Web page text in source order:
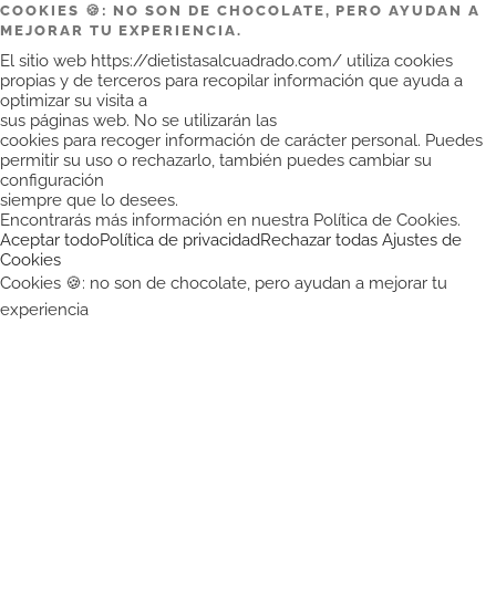
COOKIES 🍪: NO SON DE CHOCOLATE, PERO AYUDAN A
MEJORAR TU EXPERIENCIA.
El sitio web https://dietistasalcuadrado.com/ utiliza cookies
propias y de terceros para recopilar información que ayuda a
optimizar su visita a
sus páginas web. No se utilizarán las
cookies para recoger información de carácter personal. Puedes
permitir su uso o rechazarlo, también puedes cambiar su
configuración
siempre que lo desees.
Encontrarás más información en nuestra Política de Cookies.
Aceptar todoPolítica de privacidadRechazar todas Ajustes de
Cookies
Cookies 🍪: no son de chocolate, pero ayudan a mejorar tu
experiencia